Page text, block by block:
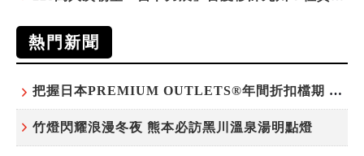
熱門新聞
把握日本PREMIUM OUTLETS®年間折扣檔期 越買越划算
竹燈閃耀浪漫冬夜 熊本必訪黑川溫泉湯明點燈